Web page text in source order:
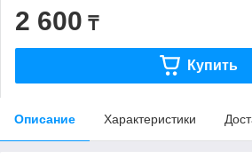
2 600 ₸
Купить
Описание Характеристики